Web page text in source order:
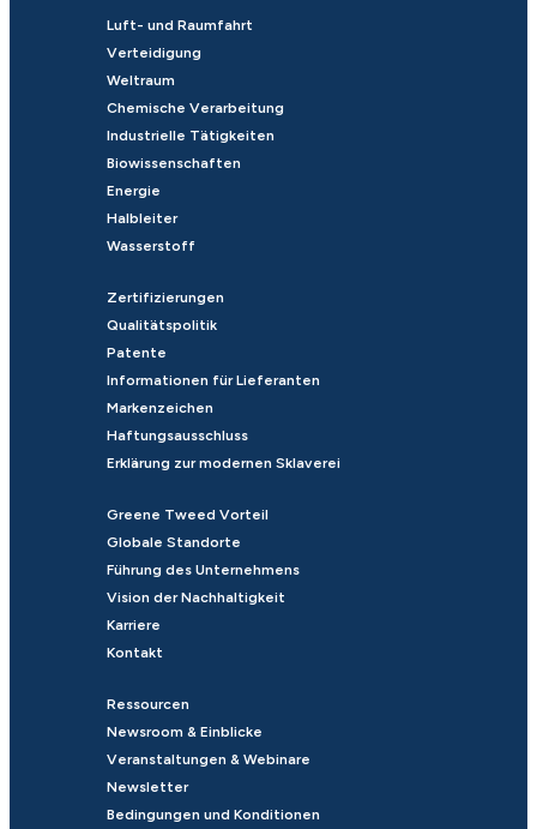
Luft- und Raumfahrt
Verteidigung
Weltraum
Chemische Verarbeitung
Industrielle Tätigkeiten
Biowissenschaften
Energie
Halbleiter
Wasserstoff
Zertifizierungen
Qualitätspolitik
Patente
Informationen für Lieferanten
Markenzeichen
Haftungsausschluss
Erklärung zur modernen Sklaverei
Greene Tweed Vorteil
Globale Standorte
Führung des Unternehmens
Vision der Nachhaltigkeit
Karriere
Kontakt
Ressourcen
Newsroom & Einblicke
Veranstaltungen & Webinare
Newsletter
Bedingungen und Konditionen